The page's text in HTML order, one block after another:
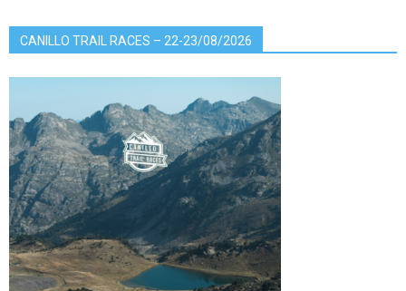
CANILLO TRAIL RACES – 22-23/08/2026